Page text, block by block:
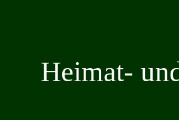
Heimat-